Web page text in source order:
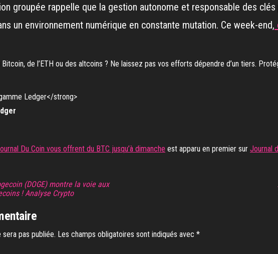
groupée rappelle que la gestion autonome et responsable des
un environnement numérique en constante mutation. Ce week-end,
de l’ETH ou des altcoins ? Ne laissez pas vos efforts dépendre d’un tiers.
Du Coin vous offrent du BTC jusqu’à dimanche est apparu en premier sur Journal
(DOGE) montre la voie aux
! Analyse Crypto
pas publiée. Les champs obligatoires sont indiqués avec *